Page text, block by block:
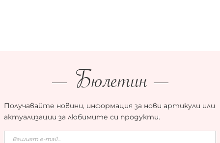
Бюлетин
Получавайте новини, информация за нови артикули или
актуализации за любимите си продукти.